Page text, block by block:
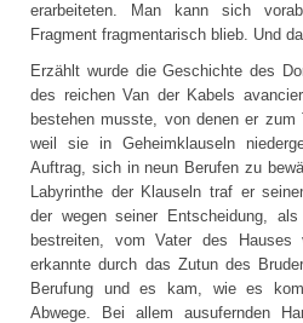
erarbeiteten. Man kann sich
Fragment fragmentarisch blieb. Und
Erzählt wurde die Geschichte des
des reichen Van der Kabels
bestehen musste, von denen er
weil sie in Geheimklauseln
Auftrag, sich in neun Berufen zu
Labyrinthe der Klauseln traf er
der wegen seiner Entscheidung,
bestreiten, vom Vater des Hauses
erkannte durch das Zutun des
Berufung und es kam, wie es
Abwege. Bei allem ausufernden